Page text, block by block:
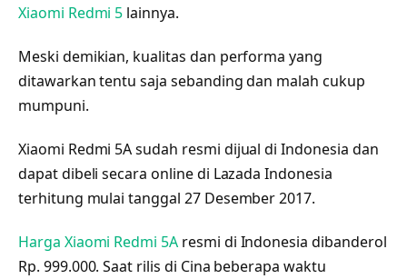
Xiaomi Redmi 5 lainnya.
Meski demikian, kualitas dan performa yang
ditawarkan tentu saja sebanding dan malah cukup
mumpuni.
Xiaomi Redmi 5A sudah resmi dijual di Indonesia dan
dapat dibeli secara online di Lazada Indonesia
terhitung mulai tanggal 27 Desember 2017.
Harga Xiaomi Redmi 5A resmi di Indonesia dibanderol
Rp. 999.000. Saat rilis di Cina beberapa waktu